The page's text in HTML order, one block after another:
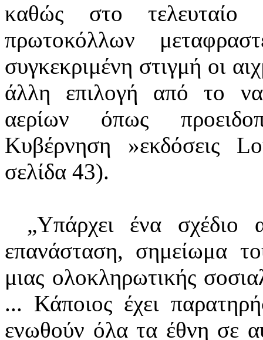
καθώς στο
πρωτοκόλλων
συγκεκριμένη στιγμή οι
άλλη επιλογή από το
αερίων όπως
Κυβέρνηση »εκδόσεις
σελίδα 43).
„Υπάρχει ένα
επανάσταση, σημείωμα
μιας ολοκληρωτικής
... Κάποιος έχει
ενωθούν όλα τα έθνη σε